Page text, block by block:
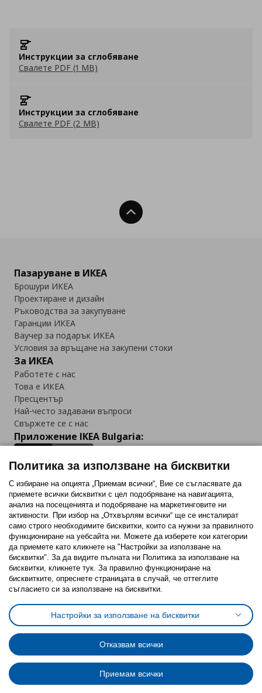
Инструкции за сглобяване
Свалете PDF (1 MB)
Инструкции за сглобяване
Свалете PDF (2 MB)
Нагоре
Пазаруване в ИКЕА
Брошури ИКЕА
Проектиране и дизайн
Ръководства за закупуване
Гаранции ИКЕА
Ваучер за подарък ИКЕА
Условия за връщане на закупени стоки
За ИКЕА
Работете с нас
Това е ИКЕА
Пресцентър
Най-често задавани въпроси
Свържете се с нас
Приложение IKEA Bulgaria:
Последвайте ни:
FacebookTwitterYoutubePinterestInstagram
Политика за използване на бисквитки (Cookies)
Избор на настройки за използване на бисквитки
Условия за ползване на ikea.bgОбща политика за личните данни
Политика за защита на личните данни на ikea.bg
Общи условия на програма IKEA Family
Политика за защита на лични данни на програма IKEA Family
© Inter-IKEA Systems B.V. 1999 - 2025
Политика за използване на бисквитки
С избиране на опцията „Приемам всички“, Вие се съгласявате да
приемете всички бисквитки с цел подобряване на навигацията,
анализ на посещенията и подобряване на маркетинговите ни
активности. При избор на „Отхвърлям всички“ ще се инсталират
само строго необходимитe бисквитки, които са нужни за правилното
функциониране на уебсайта ни. Можете да изберете кои категории
да приемете като кликнете на "Настройки за използване на
бисквитки". За да видите пълната ни Политика за използване на
бисквитки, кликнете тук. За правилно функциониране на
бисквитките, опреснете страницата в случай, че оттеглите
съгласието си за използване на бисквитки.
Настройки за използване на бисквитки
Отказвам всички
Приемам всички